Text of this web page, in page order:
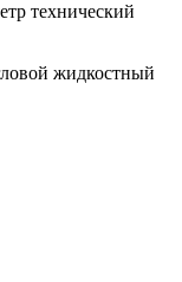
технический
жидкостный